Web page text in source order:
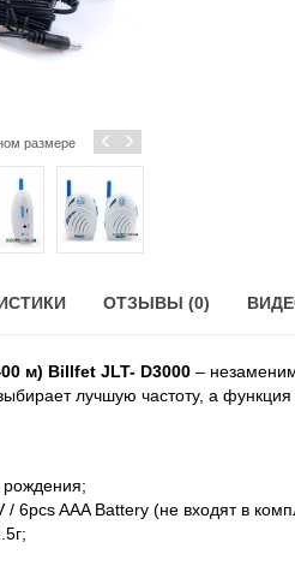
размере ‹ ›
ОТЗЫВЫ (0)
м) Billfet JLT- D3000 –
лучшую частоту, а
рождения;
/ 6pcs AAA Battery (не входят в